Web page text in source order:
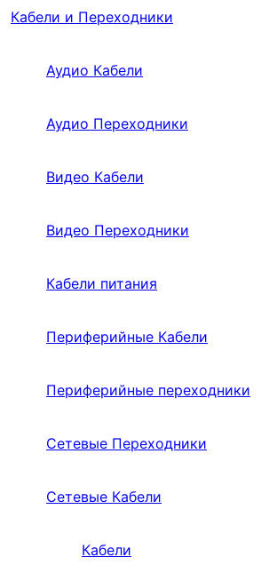
Кабели и Переходники
Аудио Кабели
Аудио Переходники
Видео Кабели
Видео Переходники
Кабели питания
Периферийные Кабели
Периферийные переходники
Сетевые Переходники
Сетевые Кабели
Кабели